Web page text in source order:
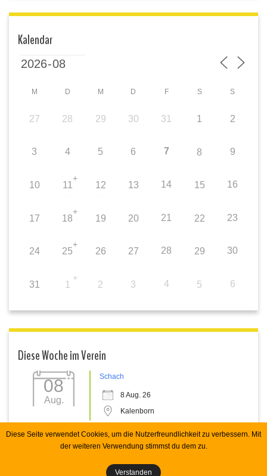
Kalendar
M D M D F S S
27 28 29 30 31 1 2
3 4 5 6 7 8 9
10 11
+
12 13 14 15 16
17 18
+
19 20 21 22 23
24 25
+
26 27 28 29 30
31 1
+
2 3 4 5 6
Diese Woche im Verein
08
Aug.
Schach
8 Aug. 26
Kalenborn
Copyright 2026 Spvgg Kalenborn e.V. RHecker
Diese Seite verwendet Cookies, um die Nutzerfreundlichkeit zu verbessern. Mit
der weiteren Verwendung stimmst du dem zu.
Verstanden